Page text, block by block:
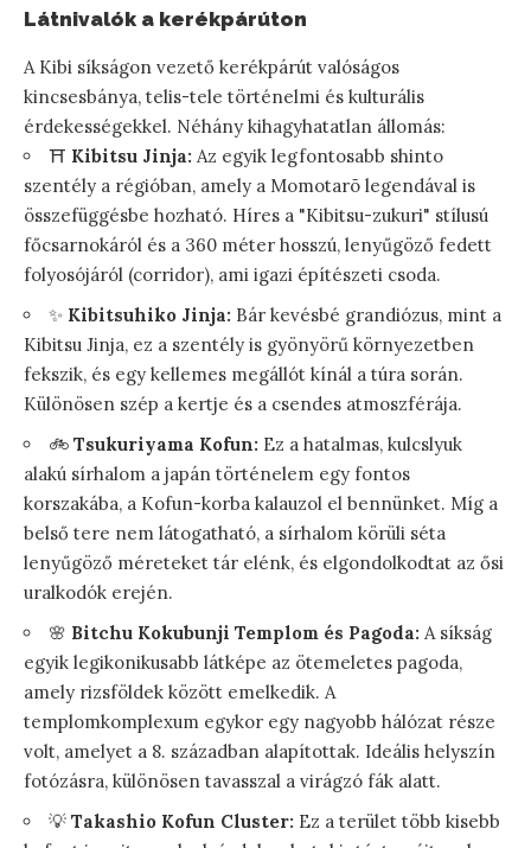
Látnivalók a kerékpárúton
A Kibi síkságon vezető kerékpárút valóságos
kincsesbánya, telis-tele történelmi és kulturális
érdekességekkel. Néhány kihagyhatatlan állomás:
⛩️ Kibitsu Jinja: Az egyik legfontosabb shinto
szentély a régióban, amely a Momotarō legendával is
összefüggésbe hozható. Híres a "Kibitsu-zukuri" stílusú
főcsarnokáról és a 360 méter hosszú, lenyűgöző fedett
folyosójáról (corridor), ami igazi építészeti csoda.
✨ Kibitsuhiko Jinja: Bár kevésbé grandiózus, mint a
Kibitsu Jinja, ez a szentély is gyönyörű környezetben
fekszik, és egy kellemes megállót kínál a túra során.
Különösen szép a kertje és a csendes atmoszférája.
🚲 Tsukuriyama Kofun: Ez a hatalmas, kulcslyuk
alakú sírhalom a japán történelem egy fontos
korszakába, a Kofun-korba kalauzol el bennünket. Míg a
belső tere nem látogatható, a sírhalom körüli séta
lenyűgöző méreteket tár elénk, és elgondolkodtat az ősi
uralkodók erején.
🌸 Bitchu Kokubunji Templom és Pagoda: A síkság
egyik legikonikusabb látképe az ötemeletes pagoda,
amely rizsföldek között emelkedik. A
templomkomplexum egykor egy nagyobb hálózat része
volt, amelyet a 8. században alapítottak. Ideális helyszín
fotózásra, különösen tavasszal a virágzó fák alatt.
💡 Takashio Kofun Cluster: Ez a terület több kisebb